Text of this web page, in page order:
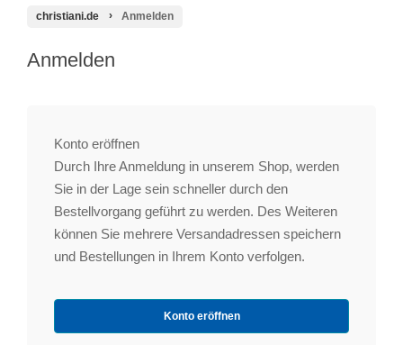
christiani.de Anmelden
Anmelden
Konto eröffnen
Durch Ihre Anmeldung in unserem Shop, werden
Sie in der Lage sein schneller durch den
Bestellvorgang geführt zu werden. Des Weiteren
können Sie mehrere Versandadressen speichern
und Bestellungen in Ihrem Konto verfolgen.
Konto eröffnen